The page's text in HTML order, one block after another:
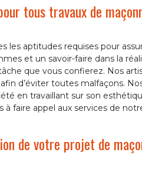
tous travaux de
les aptitudes requises pour
et un savoir-faire dans la
que vous confierez. Nos
d’éviter toutes malfaçons.
en travaillant sur son
à faire appel aux services de
de votre projet de